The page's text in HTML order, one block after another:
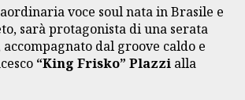
voce soul nata in Brasile e
sarà protagonista di una serata
dal groove caldo e
“King Frisko” Plazzi alla